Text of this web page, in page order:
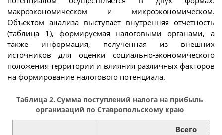
макроэкономическом и микроэкономическом.
Объектом анализа выступает внутренняя отчетность
(таблица 1), формируемая налоговыми органами, а
также информация, полученная из внешних
источников для оценки социально-экономического
положения территории и влияния различных факторов
на формирование налогового потенциала.
Таблица 2. Сумма поступлений налога на прибыль
организаций по Ставропольскому краю
Всего